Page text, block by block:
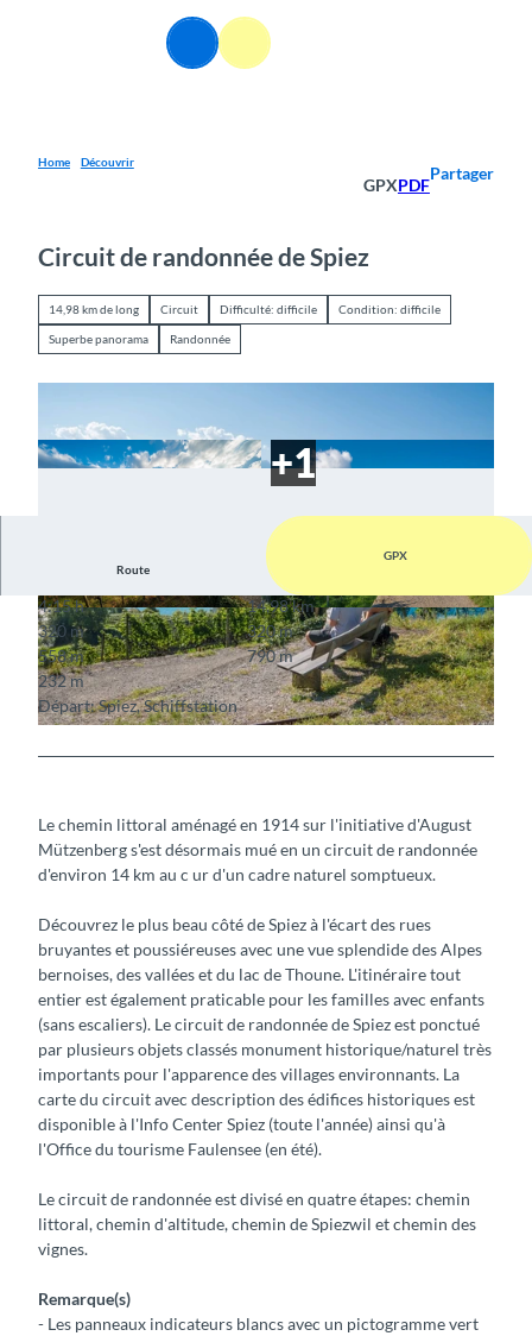
Recherche
Menu
Home Découvrir
GPXPDF
Partager
Circuit de randonnée de Spiez
14,98 km de long Circuit Difficulté: difficile Condition: difficile
Superbe panorama Randonnée
© Mike Kaufmann, Interlaken Tourismus, Interla
ken Tourismus
© Mike Kaufmann, Interlaken Tourismus, Interla
ken Tourismus
Route
GPX
4:15 h
14,98 km
320 m
320 m
558 m
790 m
232 m
Départ: Spiez, Schiffstation
Le chemin littoral aménagé en 1914 sur l'initiative d'August
Mützenberg s'est désormais mué en un circuit de randonnée
d'environ 14 km au c ur d'un cadre naturel somptueux.
Découvrez le plus beau côté de Spiez à l'écart des rues
bruyantes et poussiéreuses avec une vue splendide des Alpes
bernoises, des vallées et du lac de Thoune. L'itinéraire tout
entier est également praticable pour les familles avec enfants
(sans escaliers). Le circuit de randonnée de Spiez est ponctué
par plusieurs objets classés monument historique/naturel très
importants pour l'apparence des villages environnants. La
carte du circuit avec description des édifices historiques est
disponible à l'Info Center Spiez (toute l'année) ainsi qu'à
l'Office du tourisme Faulensee (en été).
Le circuit de randonnée est divisé en quatre étapes: chemin
littoral, chemin d'altitude, chemin de Spiezwil et chemin des
vignes.
Remarque(s)
- Les panneaux indicateurs blancs avec un pictogramme vert